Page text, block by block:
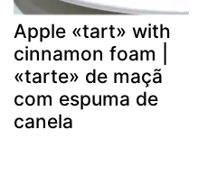
Apple «tart» with
cinnamon foam |
«tarte» de maçã
com espuma de
canela